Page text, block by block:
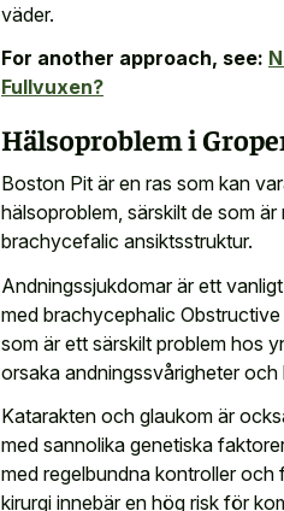
väder.
For another approach, see:
Fullvuxen?
Hälsoproblem i
Boston Pit är en ras som kan
hälsoproblem, särskilt de som är
brachycefalic ansiktsstruktur.
Andningssjukdomar är ett
med brachycephalic
som är ett särskilt problem hos
orsaka andningssvårigheter
Katarakten och glaukom är
med sannolika genetiska
med regelbundna kontroller
kirurgi innebär en hög risk för